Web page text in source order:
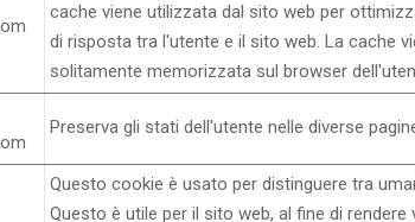
cache viene utilizzata dal sito web per
di risposta tra l'utente e il sito web. La cache
solitamente memorizzata sul browser
Preserva gli stati dell'utente nelle diverse
Questo cookie è usato per distinguere tra
Questo è utile per il sito web, al fine di rendere